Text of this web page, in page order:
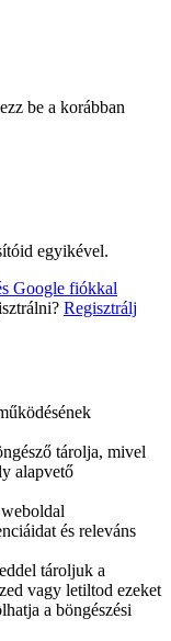
be a korábban
egyikével.
Google fiókkal
Regisztrálj
tárolja, mivel
alapvető
és releváns
tároljuk a
vagy letiltod ezeket
a böngészési